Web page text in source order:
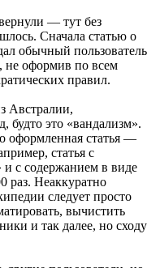
— тут без
Сначала статью о
обычный пользователь
не оформив по всем
правил.
Австралии,
будто это «вандализм».
оформленная статья —
статья с
с содержанием в виде
Неаккуратно
следует просто
вычистить
и так далее, но сходу